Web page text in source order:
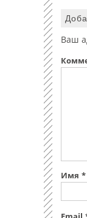
Ваш
Имя *